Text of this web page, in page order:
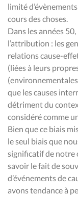
limité
cours des choses.
Dans les années
l’attribution : les
relations cause-
(liées à leurs
que les causes
détriment du
considéré comme
Bien que ce biais
le seul biais que
significatif de notre
savoir le fait de
d’événements de
avons tendance à